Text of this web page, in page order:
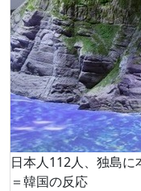
日本人112人、独島に
＝韓国の反応